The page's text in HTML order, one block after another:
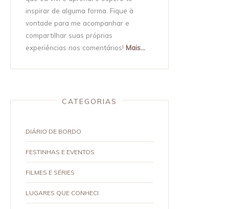
inspirar de alguma forma. Fique à
vontade para me acompanhar e
compartilhar suas próprias
experiências nos comentários! Mais...
CATEGORIAS
DIÁRIO DE BORDO
FESTINHAS E EVENTOS
FILMES E SÉRIES
LUGARES QUE CONHECI